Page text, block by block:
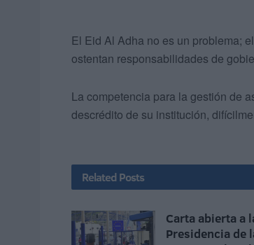
El Eid Al Adha no es un problema;
ostentan responsabilidades de
La competencia para la gestión de
descrédito de su institución,
Related Posts
Carta abierta a
Presidencia de